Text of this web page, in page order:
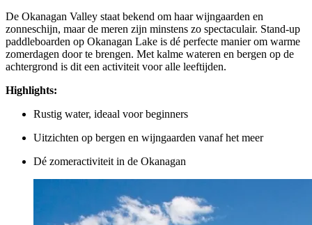
De Okanagan Valley staat bekend om haar wijngaarden en
zonneschijn, maar de meren zijn minstens zo spectaculair. Stand-up
paddleboarden op Okanagan Lake is dé perfecte manier om warme
zomerdagen door te brengen. Met kalme wateren en bergen op de
achtergrond is dit een activiteit voor alle leeftijden.
Highlights:
Rustig water, ideaal voor beginners
Uitzichten op bergen en wijngaarden vanaf het meer
Dé zomeractiviteit in de Okanagan